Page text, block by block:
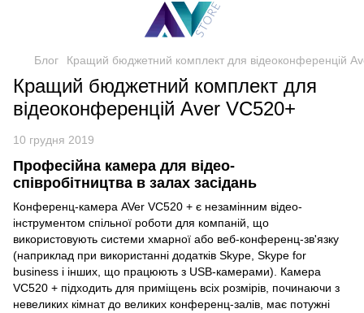
Блог Кращий бюджетний комплект для відеоконференцій
Кращий бюджетний комплект для
відеоконференцій Aver VC520+
10 грудня 2019
Професійна камера для відео-
співробітництва в залах засідань
Конференц-камера AVer VC520 + є незамінним відео-
інструментом спільної роботи для компаній, що
використовують системи хмарної або веб-конференц-зв'язку
(наприклад при використанні додатків Skype, Skype for
business і інших, що працюють з USB-камерами). Камера
VC520 + підходить для приміщень всіх розмірів, починаючи з
невеликих кімнат до великих конференц-залів, має потужні